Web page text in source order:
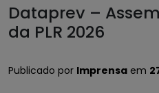
Dataprev –
da PLR 2026
Publicado por Imprensa em